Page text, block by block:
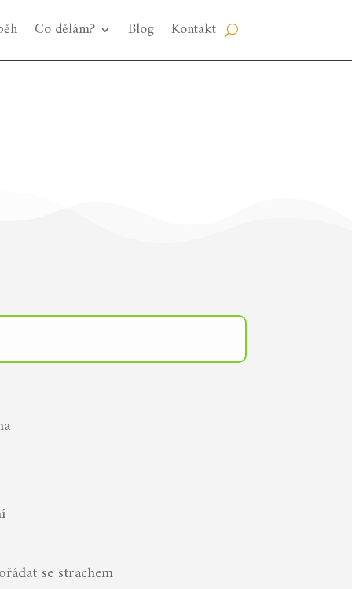
Co dělám? Blog Kontakt
se strachem